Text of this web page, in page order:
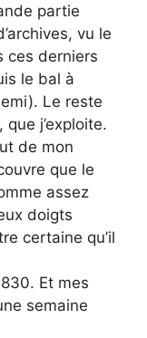
partie
vu le
ces derniers
le bal à
Le reste
j’exploite.
de mon
que le
assez
doigts
certaine qu’il
Et mes
semaine